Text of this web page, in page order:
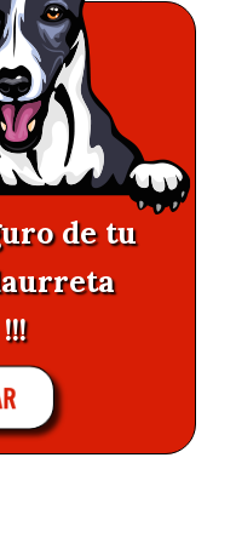
de tu